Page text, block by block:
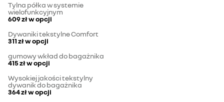
Tylna półka w systemie
wielofunkcyjnym
609 złw opcji
Dywaniki tekstylne Comfort
311 złw opcji
gumowy wkład do bagażnika
415 złw opcji
Wysokiej jakości tekstylny
dywanik do bagażnika
364 złw opcji